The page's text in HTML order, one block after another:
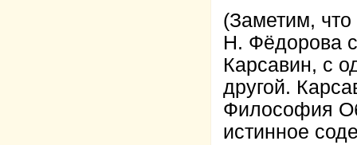
(Заметим,
Н. Фёдорова
Карсавин, с
другой.
Философия
истинное